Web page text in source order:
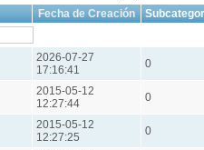
Fecha de Creación
2026-07-27
17:16:41
0
2015-05-12
12:27:44
0
2015-05-12
12:27:25
0